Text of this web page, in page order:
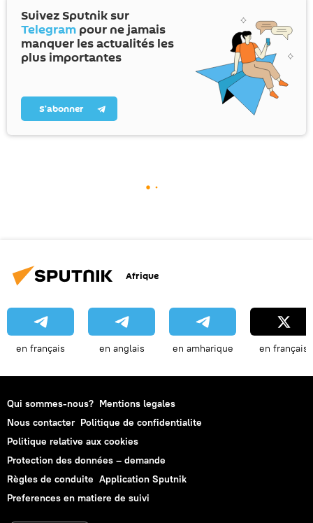
Suivez Sputnik sur
Telegram pour ne jamais
manquer les actualités les
plus importantes
S’abonner
Afrique
en français en anglais en amharique en français
Qui sommes-nous? Mentions legales
Nous contacter Politique de confidentialite
Politique relative aux cookies
Protection des données – demande
Règles de conduite Application Sputnik
Preferences en matiere de suivi